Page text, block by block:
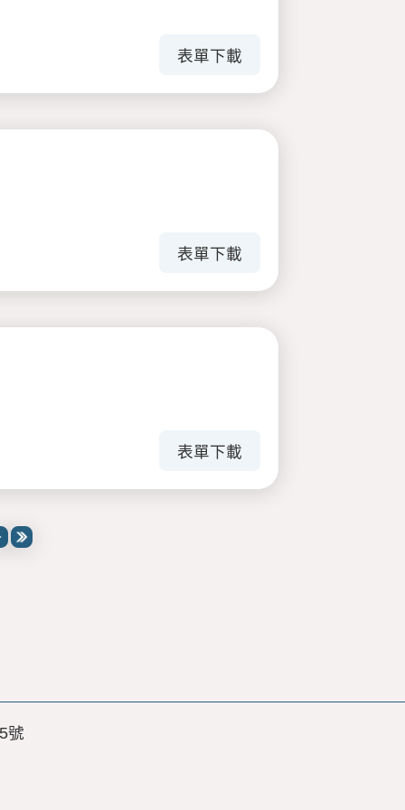
表單下載
表單下載
表單下載
號